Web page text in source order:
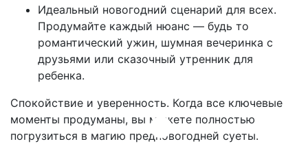
Идеальный новогодний сценарий для всех.
Продумайте каждый нюанс — будь то
романтический ужин, шумная вечеринка с
друзьями или сказочный утренник для
ребенка.
Спокойствие и уверенность. Когда все ключевые
моменты продуманы, вы можете полностью
погрузиться в магию предновогодней суеты.